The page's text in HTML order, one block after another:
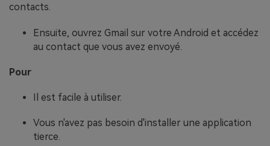
contacts.
Ensuite, ouvrez Gmail sur votre Android et accédez
au contact que vous avez envoyé.
Pour
Il est facile à utiliser.
Vous n'avez pas besoin d'installer une application
tierce.